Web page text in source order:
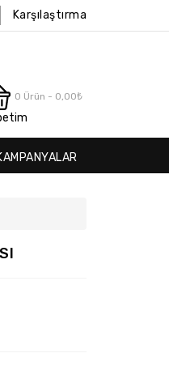
Karşılaştırma
0 Ürün - 0,00₺